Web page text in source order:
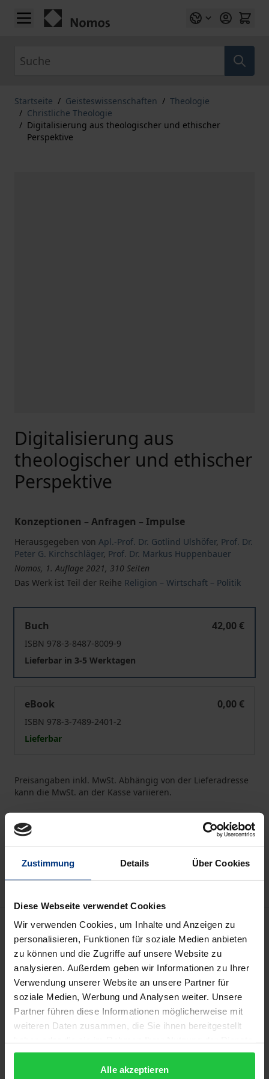
Zustimmung Details Über Cookies
Diese Webseite verwendet Cookies
Wir verwenden Cookies, um Inhalte und Anzeigen zu
personalisieren, Funktionen für soziale Medien anbieten
zu können und die Zugriffe auf unsere Website zu
analysieren. Außerdem geben wir Informationen zu Ihrer
Verwendung unserer Website an unsere Partner für
soziale Medien, Werbung und Analysen weiter. Unsere
Partner führen diese Informationen möglicherweise mit
weiteren Daten zusammen, die Sie ihnen bereitgestellt
gesammelt haben.
Alle akzeptieren
Zum Inhalt springen
Startseite / Geisteswissenschaften / Theologie
/ Christliche Theologie
/ Digitalisierung aus theologischer und ethischer
Perspektive
Digitalisierung aus
theologischer und ethischer
Perspektive
Konzeptionen – Anfragen – Impulse
Herausgegeben von Apl.-Prof. Dr. Gotlind Ulshöfer, Prof. Dr.
Peter G. Kirchschläger, Prof. Dr. Markus Huppenbauer
Nomos, 1. Auflage 2021, 310 Seiten
Das Werk ist Teil der Reihe Religion – Wirtschaft – Politik
Buch
42,00 €
ISBN 978-3-8487-8009-9
Lieferbar in 3-5 Werktagen
eBook
0,00 €
ISBN 978-3-7489-2401-2
Lieferbar
Preisangaben inkl. MwSt. Abhängig von der Lieferadresse
kann die MwSt. an der Kasse variieren.
Zur Wunschliste hinzufügen
Hinweise zu Versandkosten
Beschreibung
Die Digitalisierung umfasst alle Bereiche des Lebens
– und ist so auch für Theologie und Kirche relevant.
Dabei geht es nicht nur um die Einsatzmöglichkeiten
von Social Media, sondern Digitalisierung wird in
diesem Sammelband als Phänomen verstanden, das